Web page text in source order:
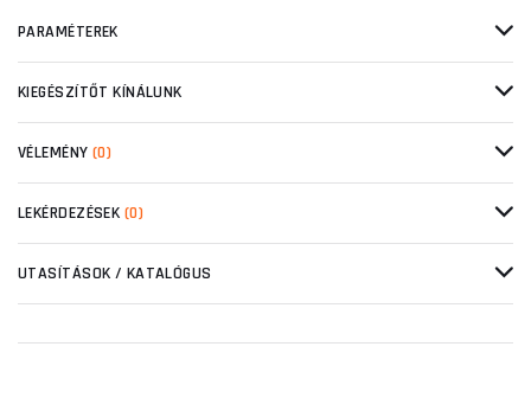
PARAMÉTEREK
KIEGÉSZÍTŐT KÍNÁLUNK
VÉLEMÉNY (0)
LEKÉRDEZÉSEK (0)
UTASÍTÁSOK / KATALÓGUS